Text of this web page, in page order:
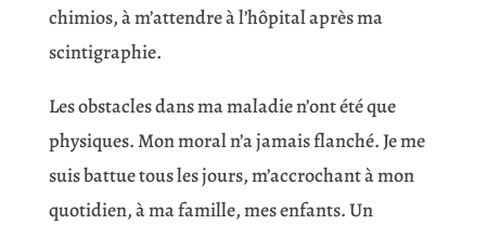
chimios, à m’attendre à l’hôpital après ma
scintigraphie.
Les obstacles dans ma maladie n’ont été que
physiques. Mon moral n’a jamais flanché. Je me
suis battue tous les jours, m’accrochant à mon
quotidien, à ma famille, mes enfants. Un